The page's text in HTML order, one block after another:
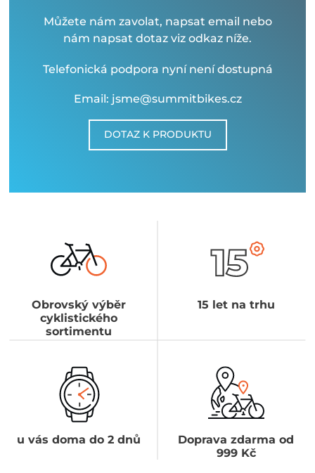
Můžete nám zavolat, napsat email nebo
nám napsat dotaz viz odkaz níže.
Telefonická podpora nyní není dostupná
Email: jsme@summitbikes.cz
DOTAZ K PRODUKTU
Obrovský výběr
cyklistického
sortimentu
15 let na trhu
u vás doma do 2 dnů
Doprava zdarma od
999 Kč